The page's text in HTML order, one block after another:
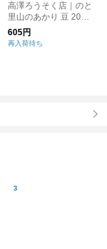
高澤ろうそく店｜のと
里山のあかり 豆 20本
入り
605円
再入荷待ち